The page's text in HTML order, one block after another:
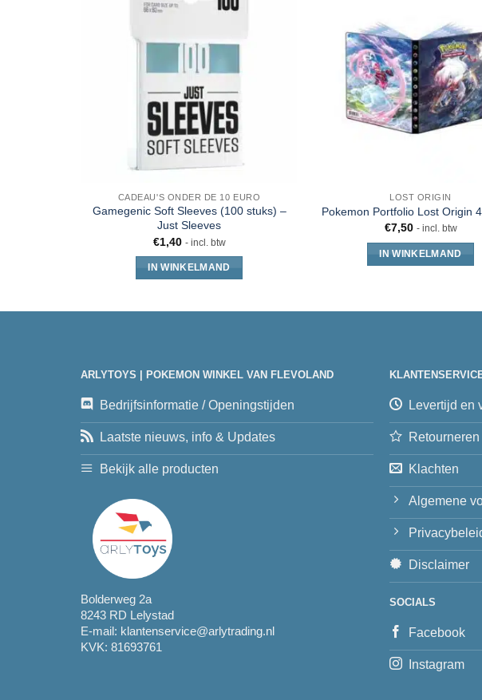
CADEAU'S ONDER DE 10 EURO
Gamegenic Soft Sleeves (100 stuks) –
Just Sleeves
€1,40 - incl. btw
IN WINKELMAND
LOST ORIGIN
Pokemon Portfolio Lost Origin
€7,50 - incl. btw
IN WINKELMAND
ARLYTOYS | POKEMON WINKEL VAN FLEVOLAND
Bedrijfsinformatie / Openingstijden
Laatste nieuws, info & Updates
Bekijk alle producten
Bolderweg 2a
8243 RD Lelystad
E-mail: klantenservice@arlytrading.nl
KVK: 81693761
Levertijd en
Retourneren
Klachten
Algemene
Disclaimer
SOCIALS
Facebook
Instagram